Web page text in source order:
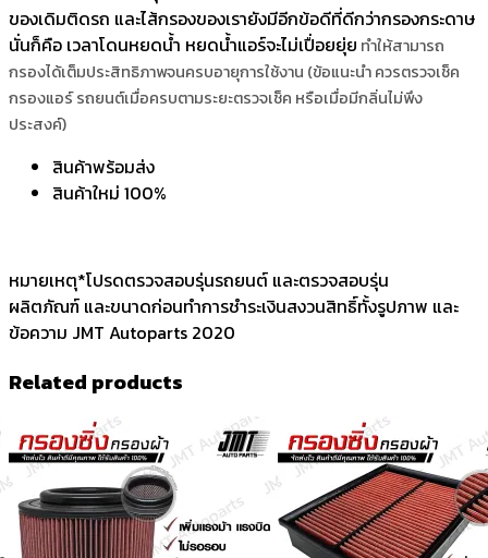
ของเดิมติดรถ และไส้กรองของเรายังมีอีกข้อดีที่ดีกว่ากรองกระดาษ
นั่นก็คือ เวลาโดนหยดน้ำ หยดน้ำแอร์จะไม่เปื่อยยุ่ย ทำให้สามารถ
กรองได้เต็มประสิทธิภาพจนครบอายุการใช้งาน (ข้อแนะนำ ควรตรวจเช็ค
กรองแอร์ รถยนต์เมื่อครบตามระยะตรวจเช็ค หรือเมื่อมีกลิ่นไม่พึง
ประสงค์)
สินค้าพร้อมส่ง
สินค้าใหม่ 100%
หมายเหตุ*โปรดตรวจสอบรุ่นรถยนต์ และตรวจสอบรุ่น
ผลิตภัณฑ์ และขนาดก่อนทำการชำระเงินสงวนสิทธิ์ทั้งรูปภาพ และ
ข้อความ JMT Autoparts 2020
Related products